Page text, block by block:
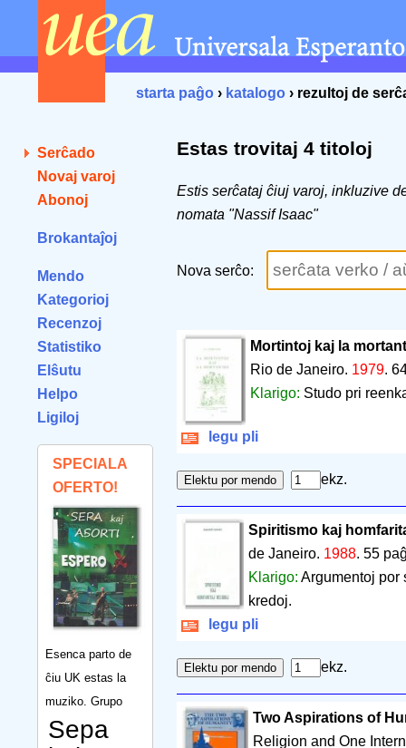
starta paĝo › katalogo › rezultoj de
Serĉado
Novaj varoj
Abonoj
Brokantaĵoj
Mendo
Kategorioj
Recenzoj
Statistiko
Elŝutu
Helpo
Ligiloj
SPECIALA
OFERTO!
Esenca parto de
ĉiu UK estas la
muziko. Grupo
Sepa
Estas trovitaj 4 titoloj
Estis serĉataj ĉiuj varoj, inkluzive
nomata "Nassif Isaac"
Nova serĉo:
Mortintoj kaj la
Rio de Janeiro. 1979.
Klarigo: Studo pri
legu pli
ekz.
Spiritismo kaj
de Janeiro. 1988.55
Klarigo:Argumentoj por
kredoj.
legu pli
ekz.
Two Aspirations of
Religion and One